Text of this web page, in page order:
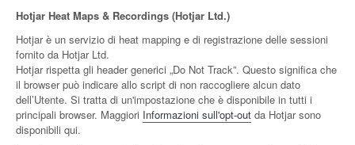
Hotjar Heat Maps & Recordings (Hotjar Ltd.)
Hotjar è un servizio di heat mapping e di registrazione delle sessioni
fornito da Hotjar Ltd.
Hotjar rispetta gli header generici „Do Not Track”. Questo significa che
il browser può indicare allo script di non raccogliere alcun dato
dell’Utente. Si tratta di un'impostazione che è disponibile in tutti i
principali browser. Maggiori Informazioni sull'opt-out da Hotjar sono
disponibili qui.